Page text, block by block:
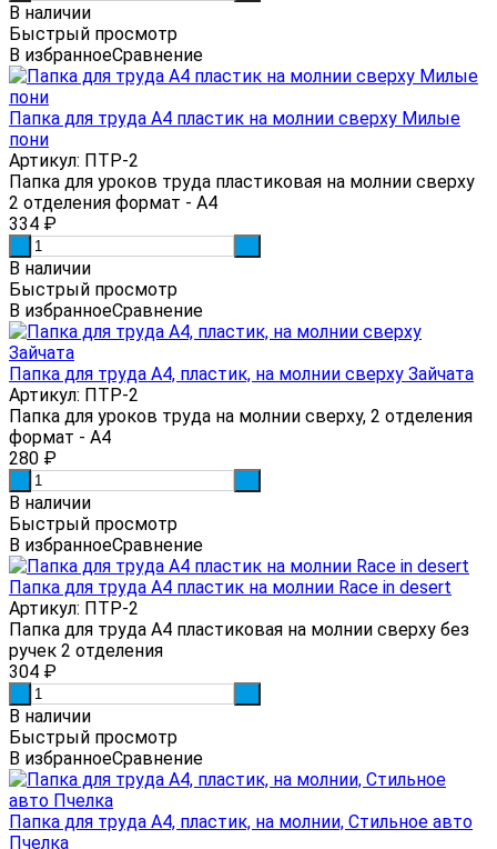
В наличии
Быстрый просмотр
В избранноеСравнение
Папка для труда А4 пластик на молнии сверху Милые
пони
Артикул: ПТР-2
Папка для уроков труда пластиковая на молнии сверху
2 отделения формат - А4
334 ₽
В наличии
Быстрый просмотр
В избранноеСравнение
Папка для труда А4, пластик, на молнии сверху Зайчата
Артикул: ПТР-2
Папка для уроков труда на молнии сверху, 2 отделения
формат - А4
280 ₽
В наличии
Быстрый просмотр
В избранноеСравнение
Папка для труда А4 пластик на молнии Race in desert
Артикул: ПТР-2
Папка для труда А4 пластиковая на молнии сверху без
ручек 2 отделения
304 ₽
В наличии
Быстрый просмотр
В избранноеСравнение
Папка для труда А4, пластик, на молнии, Стильное авто
Пчелка